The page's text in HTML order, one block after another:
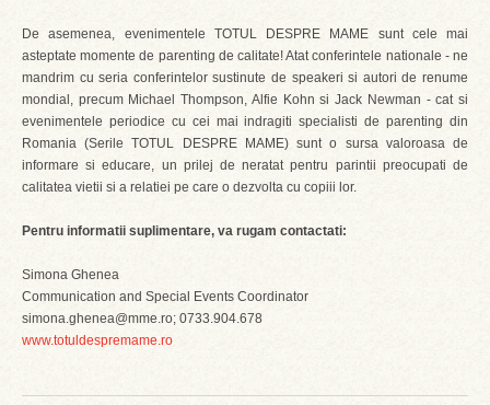
De asemenea, evenimentele TOTUL DESPRE MAME sunt cele mai
asteptate momente de parenting de calitate! Atat conferintele nationale - ne
mandrim cu seria conferintelor sustinute de speakeri si autori de renume
mondial, precum Michael Thompson, Alfie Kohn si Jack Newman - cat si
evenimentele periodice cu cei mai indragiti specialisti de parenting din
Romania (Serile TOTUL DESPRE MAME) sunt o sursa valoroasa de
informare si educare, un prilej de neratat pentru parintii preocupati de
calitatea vietii si a relatiei pe care o dezvolta cu copiii lor.
Pentru informatii suplimentare, va rugam contactati:
Simona Ghenea
Communication and Special Events Coordinator
simona.ghenea@mme.ro; 0733.904.678
www.totuldespremame.ro